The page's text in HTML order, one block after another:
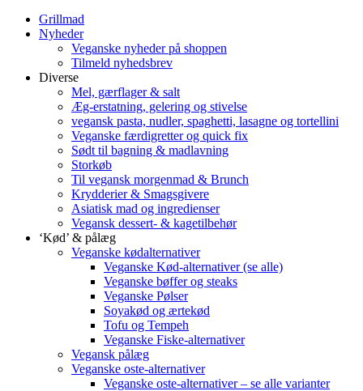
Grillmad
Nyheder
Veganske nyheder på shoppen
Tilmeld nyhedsbrev
Diverse
Mel, gærflager & salt
Æg-erstatning, gelering og stivelse
vegansk pasta, nudler, spaghetti, lasagne og tortellini
Veganske færdigretter og quick fix
Sødt til bagning & madlavning
Storkøb
Til vegansk morgenmad & Brunch
Krydderier & Smagsgivere
Asiatisk mad og ingredienser
Vegansk dessert- & kagetilbehør
‘Kød’ & pålæg
Veganske kødalternativer
Veganske Kød-alternativer (se alle)
Veganske bøffer og steaks
Veganske Pølser
Soyakød og ærtekød
Tofu og Tempeh
Veganske Fiske-alternativer
Vegansk pålæg
Veganske oste-alternativer
Veganske oste-alternativer – se alle varianter